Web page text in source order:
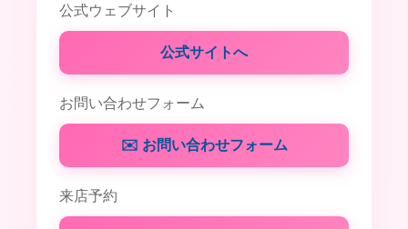
公式ウェブサイト
公式サイトへ
お問い合わせフォーム
✉️ お問い合わせフォーム
来店予約